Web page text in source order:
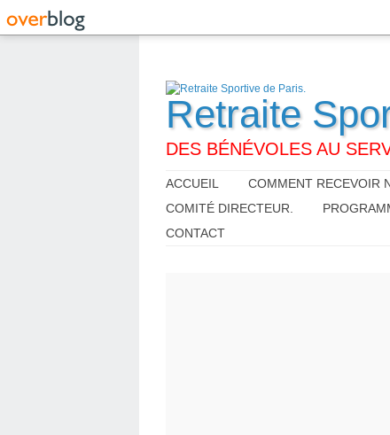
Retraite
DES BÉNÉVOLES AU
ACCUEIL COMMENT RECEVOIR
COMITÉ DIRECTEUR.
CONTACT